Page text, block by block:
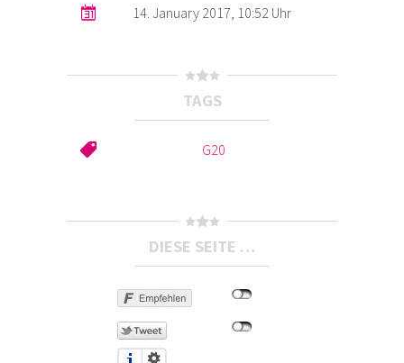
14. January 2017, 10:52 Uhr
TAGS
G20
DIESE SEITE …